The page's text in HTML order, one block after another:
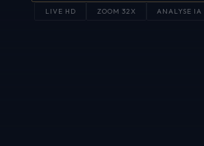
LIVE HD ZOOM 32X ANALYSE IA